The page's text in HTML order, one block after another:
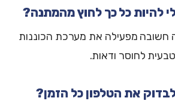
להיות כל כך לחוץ מהמתנה?
חשובה מפעילה את מערכת הכוננות
לחוסר ודאות.
את הטלפון כל הזמן?